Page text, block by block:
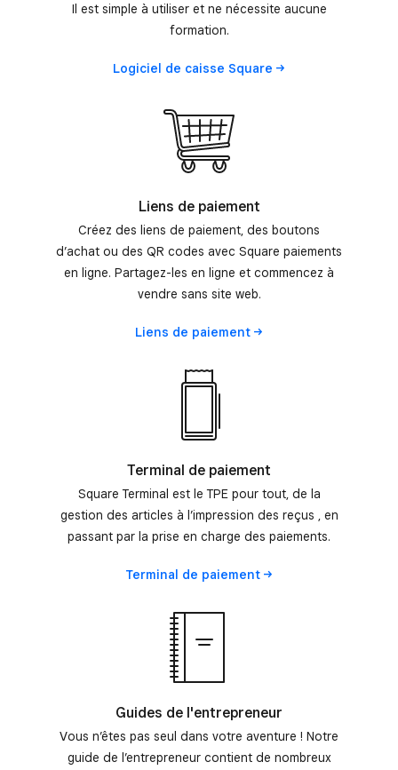
Il est simple à utiliser et ne nécessite aucune
formation.
Logiciel de caisse Square
Liens de paiement
Créez des liens de paiement, des boutons
d’achat ou des QR codes avec Square paiements
en ligne. Partagez-les en ligne et commencez à
vendre sans site web.
Liens de paiement
Terminal de paiement
Square Terminal est le TPE pour tout, de la
gestion des articles à l’impression des reçus , en
passant par la prise en charge des paiements.
Terminal de paiement
Guides de l'entrepreneur
Vous n’êtes pas seul dans votre aventure ! Notre
guide de l’entrepreneur contient de nombreux